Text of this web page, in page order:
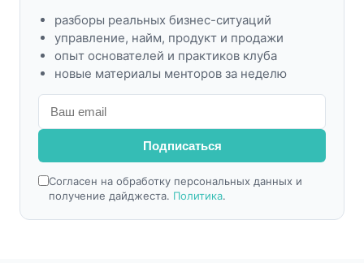
разборы реальных бизнес-ситуаций
управление, найм, продукт и продажи
опыт основателей и практиков клуба
новые материалы менторов за неделю
Подписаться
Согласен на обработку персональных данных и
получение дайджеста. Политика.